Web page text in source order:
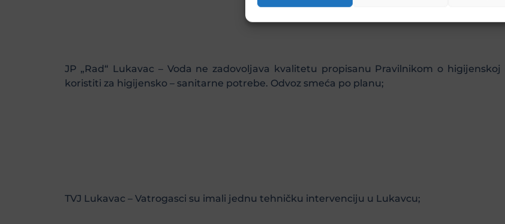
JP „Rad“ Lukavac – Voda ne zadovoljava kvalitetu propisanu Pravilnikom o
koristiti za higijensko – sanitarne potrebe. Odvoz smeća po planu;
TVJ Lukavac – Vatrogasci su imali jednu tehničku intervenciju u Lukavcu;